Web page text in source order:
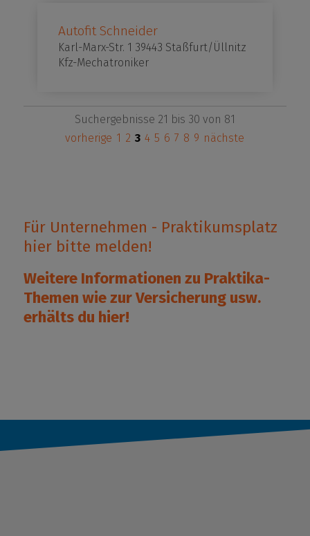
Autofit Schneider
Karl-Marx-Str. 1 39443 Staßfurt/Üllnitz
Kfz-Mechatroniker
Suchergebnisse 21 bis 30 von 81
vorherige 1 2 3 4 5 6 7 8 9 nächste
Für Unternehmen - Praktikumsplatz
hier bitte melden!
Weitere Informationen zu Praktika-
Themen wie zur Versicherung usw.
erhälts du hier!